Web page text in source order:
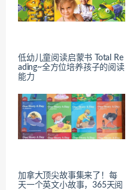
低幼儿童阅读启蒙书 Total Re
ading~全方位培养孩子的阅读
能力
加拿大顶尖故事集来了！每
天一个英文小故事，365天阅